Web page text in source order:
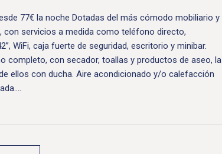
77€ la noche Dotadas del más cómodo mobiliario y
con servicios a medida como teléfono directo,
WiFi, caja fuerte de seguridad, escritorio y minibar.
completo, con secador, toallas y productos de aseo, la
ellos con ducha. Aire acondicionado y/o calefacción